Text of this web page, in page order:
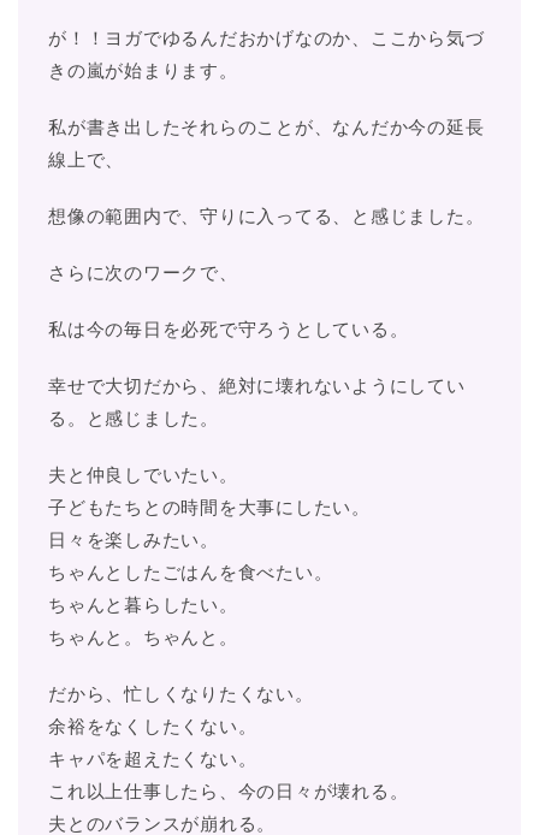
が！！ヨガでゆるんだおかげなのか、ここから気づ
きの嵐が始まります。
私が書き出したそれらのことが、なんだか今の延長
線上で、
想像の範囲内で、守りに入ってる、と感じました。
さらに次のワークで、
私は今の毎日を必死で守ろうとしている。
幸せで大切だから、絶対に壊れないようにしてい
る。と感じました。
夫と仲良しでいたい。
子どもたちとの時間を大事にしたい。
日々を楽しみたい。
ちゃんとしたごはんを食べたい。
ちゃんと暮らしたい。
ちゃんと。ちゃんと。
だから、忙しくなりたくない。
余裕をなくしたくない。
キャパを超えたくない。
これ以上仕事したら、今の日々が壊れる。
夫とのバランスが崩れる。